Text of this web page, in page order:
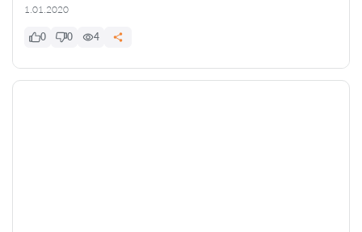
1.01.2020
0 0 4